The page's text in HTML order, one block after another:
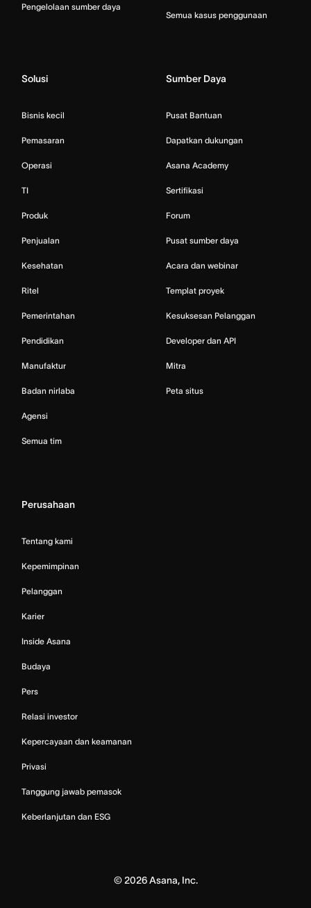
Pengelolaan sumber daya
Semua kasus penggunaan
Solusi
Bisnis kecil
Pemasaran
Operasi
TI
Produk
Penjualan
Kesehatan
Ritel
Pemerintahan
Pendidikan
Manufaktur
Badan nirlaba
Agensi
Semua tim
Sumber Daya
Pusat Bantuan
Dapatkan dukungan
Asana Academy
Sertifikasi
Forum
Pusat sumber daya
Acara dan webinar
Templat proyek
Kesuksesan Pelanggan
Developer dan API
Mitra
Peta situs
Perusahaan
Tentang kami
Kepemimpinan
Pelanggan
Karier
Inside Asana
Budaya
Pers
Relasi investor
Kepercayaan dan keamanan
Privasi
Tanggung jawab pemasok
Keberlanjutan dan ESG
©2026Asana, Inc.